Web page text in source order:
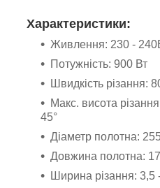
Характеристики:
Живлення: 230 -
Потужність: 900 Вт
Швидкість різання:
Макс. висота
45°
Діаметр полотна:
Довжина полотна:
Ширина різання: 3,5